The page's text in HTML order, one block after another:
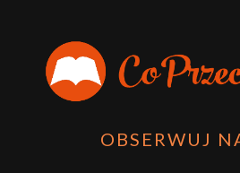
OBSERWUJ